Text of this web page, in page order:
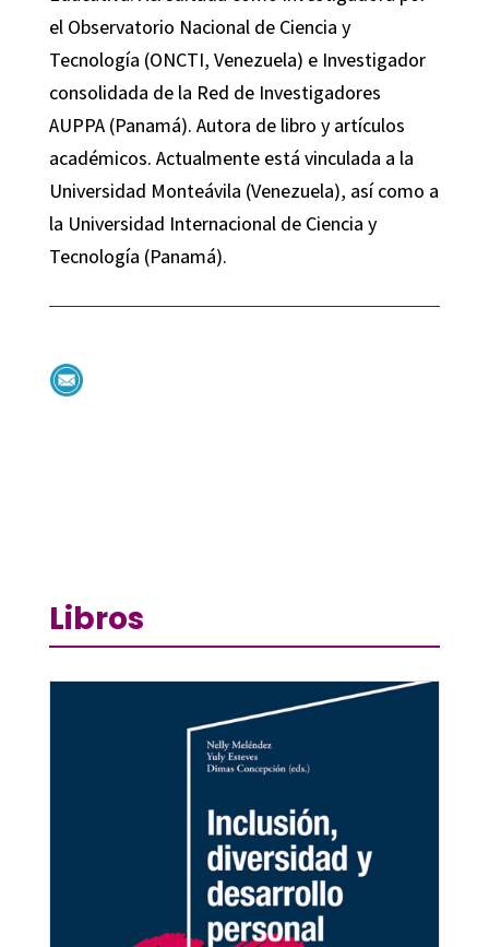
el Observatorio Nacional de Ciencia y
Tecnología (ONCTI, Venezuela) e Investigador
consolidada de la Red de Investigadores
AUPPA (Panamá). Autora de libro y artículos
académicos. Actualmente está vinculada a la
Universidad Monteávila (Venezuela), así como a
la Universidad Internacional de Ciencia y
Tecnología (Panamá).
Libros